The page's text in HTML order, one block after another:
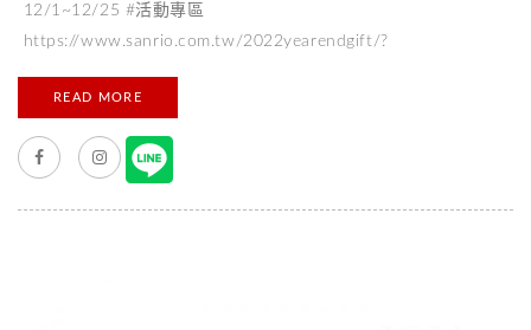
12/1~12/25 #活動專區
https://www.sanrio.com.tw/2022yearendgift/?
KkmqDv81IMHPIGcIw #三麗鷗聖誕禮物 不可能到現在還想不到
要買什麼吧～ 現在就來看看三麗鷗精選的禮物特輯吧 活動期間內
滿額，還可以獲得限量精美禮物 不只送朋友也送自己一份聖誕禮
READ MORE